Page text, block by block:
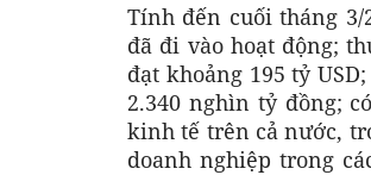
Tính đến cuối tháng 3/
đã đi vào hoạt động;
đạt khoảng 195 tỷ
2.340 nghìn tỷ đồng;
kinh tế trên cả nước,
doanh nghiệp trong